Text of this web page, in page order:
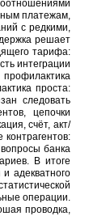
платежам,
с редкими,
решает
тарифа:
интеграции
проста:
следовать
цепочки
счёт, акт/
банка
В итоге
адекватного
операции.
проводка,